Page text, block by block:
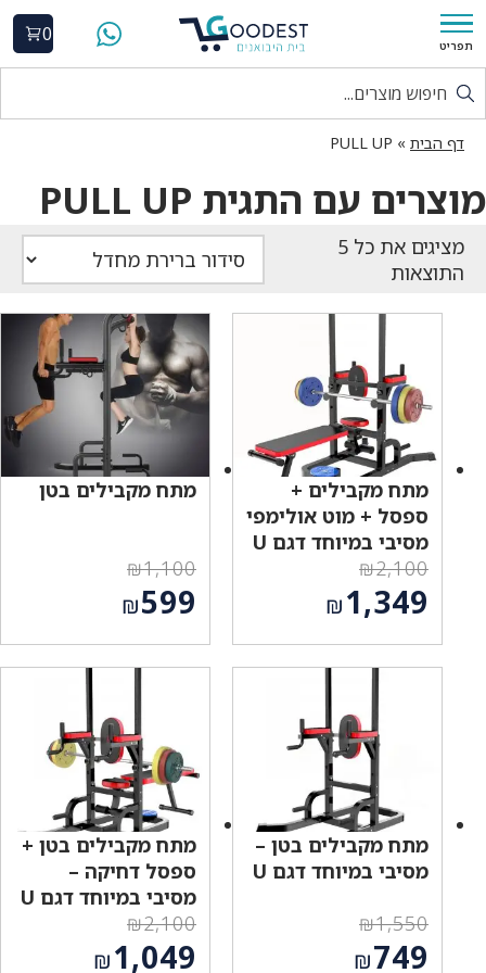
תפריט
0
דף הבית »
PULL UP
מוצרים עם התגית PULL UP
התוצאות
מתח מקבילים +
ספסל + מוט אולימפי
מסיבי במיוחד דגם U
₪2,100
המחיר
המקורי
היה:
₪2,100.
₪1,349
הנוכחי
מתח מקבילים בטן
₪1,100
המחיר
המקורי
היה:
₪1,100.
₪599
הנוכחי
מתח מקבילים בטן –
מסיבי במיוחד דגם U
₪1,550
המחיר ₪749
מתח מקבילים בטן +
ספסל דחיקה –
מסיבי במיוחד דגם U
₪2,100
המחיר
₪1,049